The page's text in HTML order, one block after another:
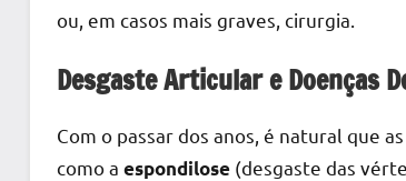
ou, em casos mais graves, cirurgia.
Desgaste Articular e Doenças
Com o passar dos anos, é natural que
como a espondilose (desgaste das